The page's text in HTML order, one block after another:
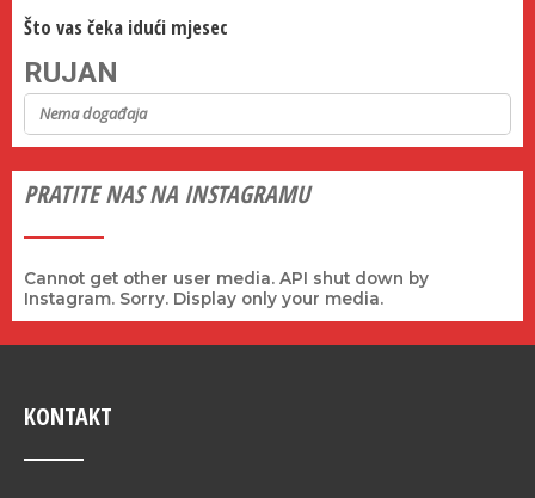
Što vas čeka idući mjesec
RUJAN
Nema događaja
PRATITE NAS NA INSTAGRAMU
Cannot get other user media. API shut down by
Instagram. Sorry. Display only your media.
KONTAKT